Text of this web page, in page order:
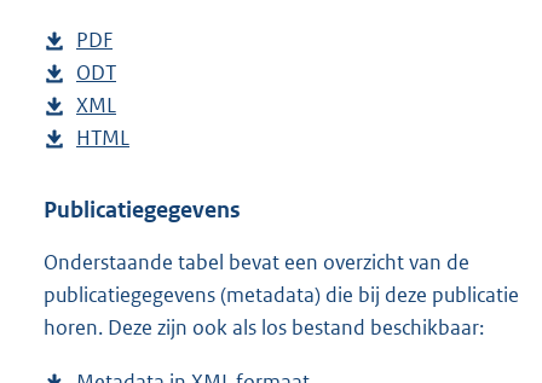
D
o
w
n
o
d
p
u
PDF
e
s
t
n
s
g
r
D
o
w
l
a
d
p
ODT
s
a
d
s
g
D
o
n
o
a
d
XML
e
t
n
d
s
D
w
l
o
a
HTML
s
a
n
d
Publicatiegegevens
Onderstaande tabel bevat een overzicht van de
publicatiegegevens (metadata) die bij deze publicatie
horen. Deze zijn ook als los bestand beschikbaar: